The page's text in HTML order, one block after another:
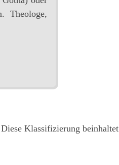
Theologe,
Klassifizierung beinhaltet